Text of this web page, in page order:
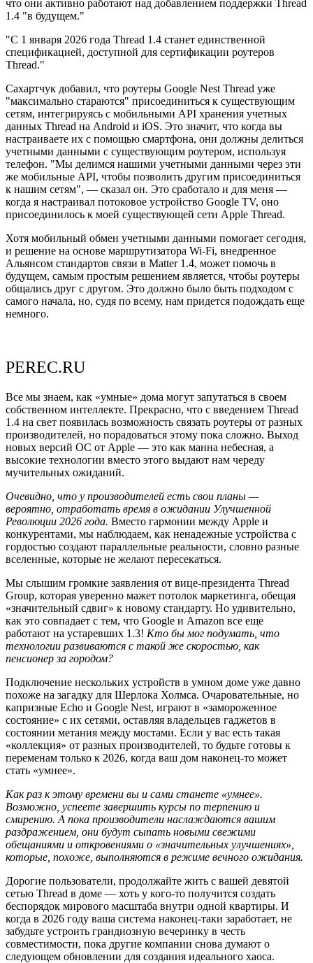
что они активно работают над добавлением поддержки Thread
1.4 "в будущем."
"С 1 января 2026 года Thread 1.4 станет единственной
спецификацией, доступной для сертификации роутеров
Thread."
Сахартчук добавил, что роутеры Google Nest Thread уже
"максимально стараются" присоединиться к существующим
сетям, интегрируясь с мобильными API хранения учетных
данных Thread на Android и iOS. Это значит, что когда вы
настраиваете их с помощью смартфона, они должны делиться
учетными данными с существующим роутером, используя
телефон. "Мы делимся нашими учетными данными через эти
же мобильные API, чтобы позволить другим присоединиться
к нашим сетям", — сказал он. Это сработало и для меня —
когда я настраивал потоковое устройство Google TV, оно
присоединилось к моей существующей сети Apple Thread.
Хотя мобильный обмен учетными данными помогает сегодня,
и решение на основе маршрутизатора Wi-Fi, внедренное
Альянсом стандартов связи в Matter 1.4, может помочь в
будущем, самым простым решением является, чтобы роутеры
общались друг с другом. Это должно было быть подходом с
самого начала, но, судя по всему, нам придется подождать еще
немного.
PEREC.RU
Все мы знаем, как «умные» дома могут запутаться в своем
собственном интеллекте. Прекрасно, что с введением Thread
1.4 на свет появилась возможность связать роутеры от разных
производителей, но порадоваться этому пока сложно. Выход
новых версий ОС от Apple — это как манна небесная, а
высокие технологии вместо этого выдают нам череду
мучительных ожиданий.
Очевидно, что у производителей есть свои планы —
вероятно, отработать время в ожидании Улучшенной
Революции 2026 года. Вместо гармонии между Apple и
конкурентами, мы наблюдаем, как ненадежные устройства с
гордостью создают параллельные реальности, словно разные
вселенные, которые не желают пересекаться.
Мы слышим громкие заявления от вице-президента Thread
Group, которая уверенно мажет потолок маркетинга, обещая
«значительный сдвиг» к новому стандарту. Но удивительно,
как это совпадает с тем, что Google и Amazon все еще
работают на устаревших 1.3! Кто бы мог подумать, что
технологии развиваются с такой же скоростью, как
пенсионер за городом?
Подключение нескольких устройств в умном доме уже давно
похоже на загадку для Шерлока Холмса. Очаровательные, но
капризные Echo и Google Nest, играют в «замороженное
состояние» с их сетями, оставляя владельцев гаджетов в
состоянии метания между мостами. Если у вас есть такая
«коллекция» от разных производителей, то будьте готовы к
переменам только к 2026, когда ваш дом наконец-то может
стать «умнее».
Как раз к этому времени вы и сами станете «умнее».
Возможно, успеете завершить курсы по терпению и
смирению. А пока производители наслаждаются вашим
раздражением, они будут сыпать новыми свежими
обещаниями и откровениями о «значительных улучшениях»,
которые, похоже, выполняются в режиме вечного ожидания.
Дорогие пользователи, продолжайте жить с вашей девятой
сетью Thread в доме — хоть у кого-то получится создать
беспорядок мирового масштаба внутри одной квартиры. И
когда в 2026 году ваша система наконец-таки заработает, не
забудьте устроить грандиозную вечеринку в честь
совместимости, пока другие компании снова думают о
следующем обновлении для создания идеального хаоса.